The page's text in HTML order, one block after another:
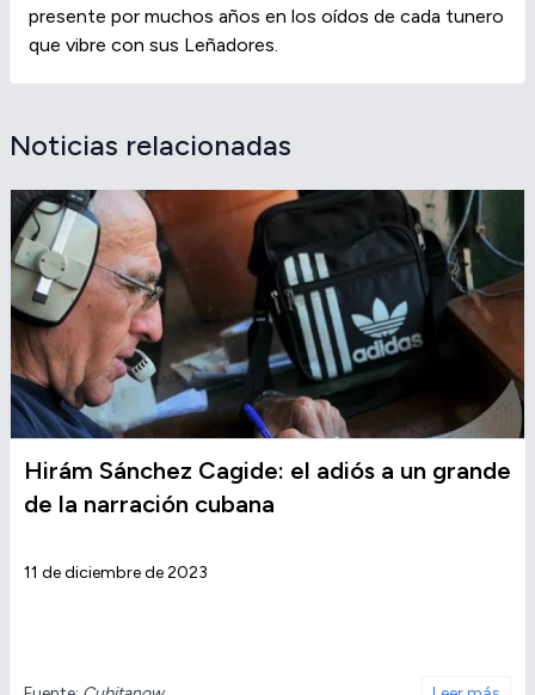
presente por muchos años en los oídos de cada tunero
que vibre con sus Leñadores.
Noticias relacionadas
Hirám Sánchez Cagide: el adiós a un grande
de la narración cubana
11 de diciembre de 2023